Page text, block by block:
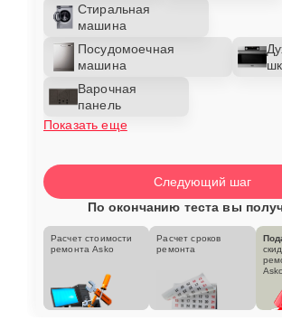
Стиральная
машина
Посудомоечная
машина
Варочная
панель
Показать еще
Следующий шаг
По окончанию теста вы
Расчет стоимости
ремонта Asko
Расчет сроков
ремонта
Asko